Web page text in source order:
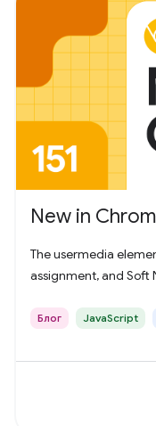
New in
The usermedia
assignment, and Soft
Блог JavaScript